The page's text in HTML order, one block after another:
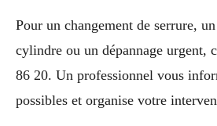
Pour un changement de serrure,
cylindre ou un dépannage urgent,
86 20. Un professionnel vous
possibles et organise votre